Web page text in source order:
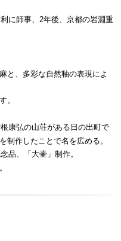
に師事、 2年後、京都の岩淵重
と、多彩な自然釉の表現によ
。
康弘の山荘がある日の出町で
作したことで名を広める。
品、「大壷」制作。